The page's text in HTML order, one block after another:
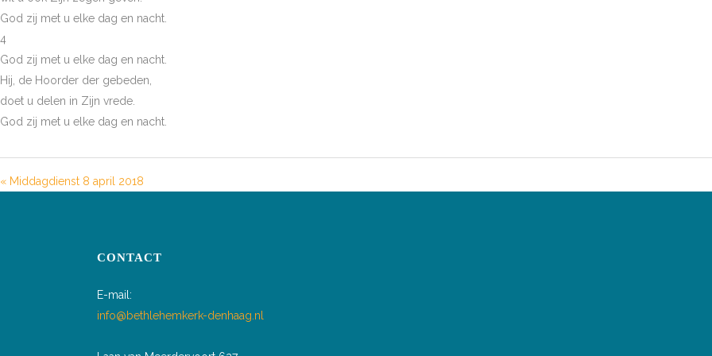
God zij met u elke dag en nacht.
4
God zij met u elke dag en nacht.
Hij, de Hoorder der gebeden,
doet u delen in Zijn vrede.
God zij met u elke dag en nacht.
« Middagdienst 8 april 2018
CONTACT
E-mail:
info@bethlehemkerk-denhaag.nl